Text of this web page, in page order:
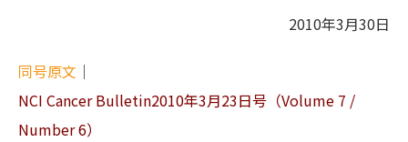
2010年3月30日
同号原文 ｜
NCI Cancer Bulletin2010年3月23日号（Volume 7 /
Number 6）